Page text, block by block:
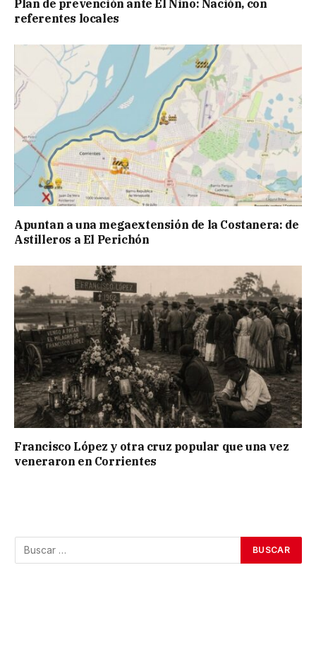
Plan de prevención ante El Niño: Nación, con
referentes locales
Apuntan a una megaextensión de la Costanera: de
Astilleros a El Perichón
Francisco López y otra cruz popular que una vez
veneraron en Corrientes